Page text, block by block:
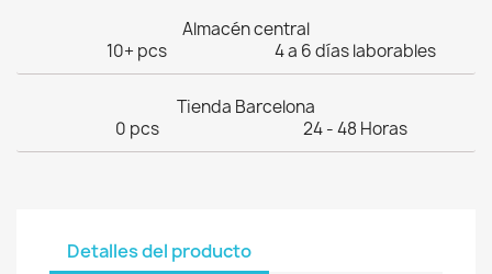
Almacén central
10+ pcs
4 a 6 días laborables
Tienda Barcelona
0 pcs
24 - 48 Horas
Detalles del producto